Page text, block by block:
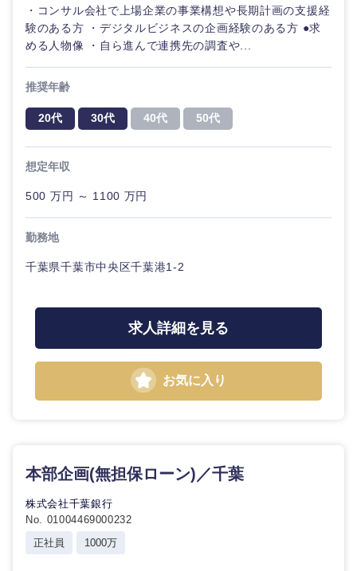
・コンサル会社で上場企業の事業構想や長期計画の支援経
験のある方 ・デジタルビジネスの企画経験のある方 ●求
める人物像 ・自ら進んで連携先の調査や...
推奨年齢
20代 30代 40代 50代
想定年収
500 万円 ～ 1100 万円
勤務地
千葉県千葉市中央区千葉港1-2
求人詳細を見る
お気に入り
本部企画(無担保ローン)／千葉
株式会社千葉銀行
No. 01004469000232
正社員
1000万